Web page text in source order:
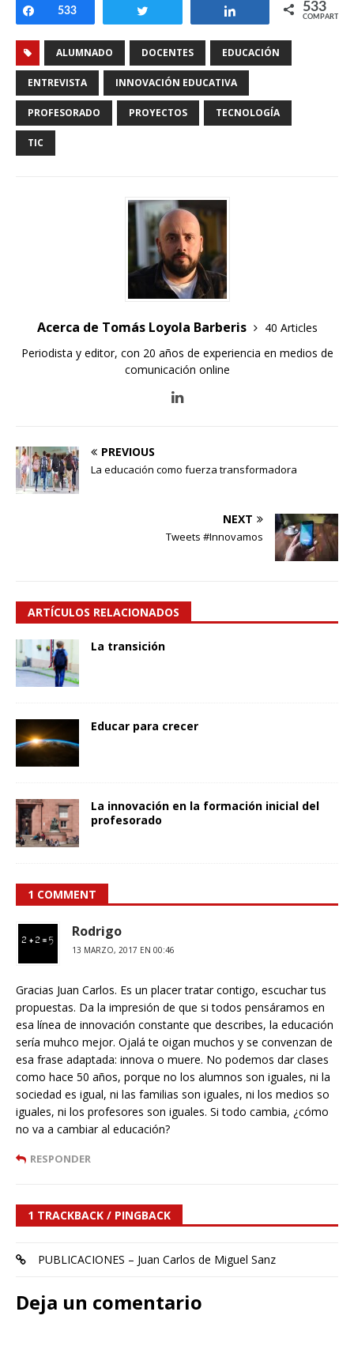
Compartir
533 Compartir 533
COMPARTIR
ALUMNADO DOCENTES EDUCACIÓN
ENTREVISTA INNOVACIÓN EDUCATIVA
PROFESORADO PROYECTOS TECNOLOGÍA
TIC
Acerca de Tomás Loyola Barberis
40 Articles
Periodista y editor, con 20 años de experiencia en medios de
comunicación online
PREVIOUS
La educación como fuerza transformadora
NEXT
Tweets #Innovamos
ARTÍCULOS RELACIONADOS
La transición
Educar para crecer
La innovación en la formación inicial del
profesorado
1 COMMENT
Rodrigo
13 MARZO, 2017 EN 00:46
Gracias Juan Carlos. Es un placer tratar contigo, escuchar tus
propuestas. Da la impresión de que si todos pensáramos en
esa línea de innovación constante que describes, la educación
sería muhco mejor. Ojalá te oigan muchos y se convenzan de
esa frase adaptada: innova o muere. No podemos dar clases
como hace 50 años, porque no los alumnos son iguales, ni la
sociedad es igual, ni las familias son iguales, ni los medios so
iguales, ni los profesores son iguales. Si todo cambia, ¿cómo
no va a cambiar al educación?
RESPONDER
1 TRACKBACK / PINGBACK
PUBLICACIONES – Juan Carlos de Miguel Sanz
Deja un comentario